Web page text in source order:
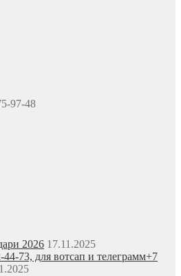
97-48
2026 17.11.2025
44-73, для вотсап и телеграмм+7